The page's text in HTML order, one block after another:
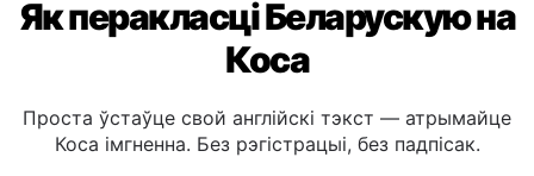
Як перакласці Беларускую на
Коса